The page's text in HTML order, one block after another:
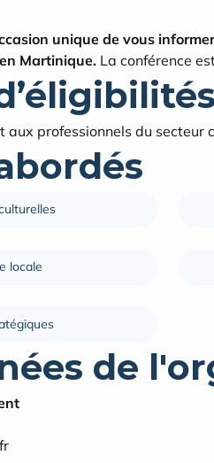
unique de vous
Martinique. La conférence
aux professionnels du secteur
locale
de